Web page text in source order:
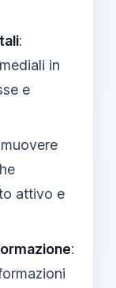
:
in
e
attivo e
: